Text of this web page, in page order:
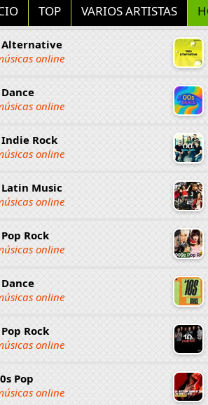
TOP VARIOS ARTISTAS
Alternative
online
online
Indie Rock
online
Latin Music
online
Rock
online
online
Rock
online
Pop
online